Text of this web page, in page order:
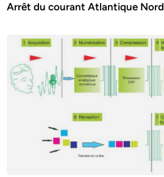
Arrêt du courant Atlantique Nord